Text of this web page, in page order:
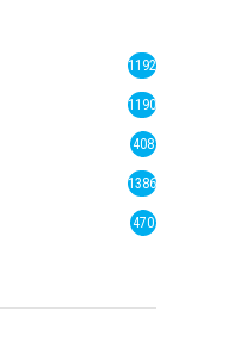
1192
1190
408
1386
470